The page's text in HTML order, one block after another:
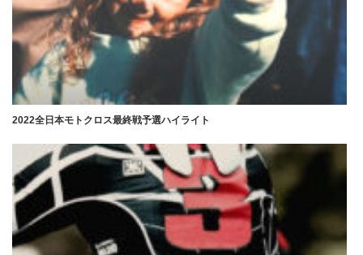
2022全日本モトクロス最終戦予選ハイライト